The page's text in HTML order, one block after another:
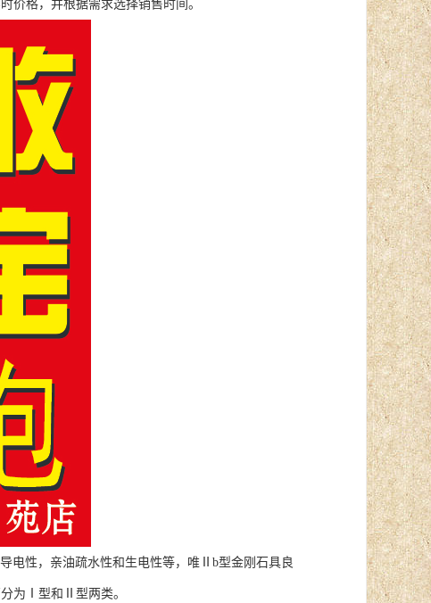
价格，并根据需求选择销售时间。
电性，亲油疏水性和生电性等，唯Ⅱb型金刚石具良
为Ⅰ型和Ⅱ型两类。